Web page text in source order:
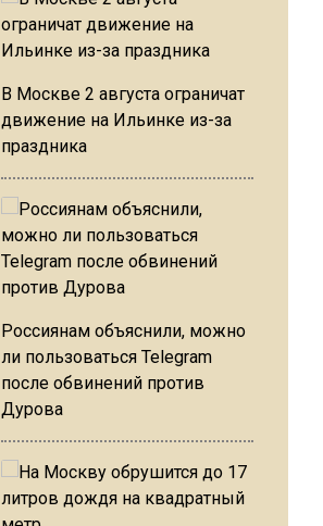
В Москве 2 августа ограничат
движение на Ильинке из-за
праздника
Россиянам объяснили, можно
ли пользоваться Telegram
после обвинений против
Дурова